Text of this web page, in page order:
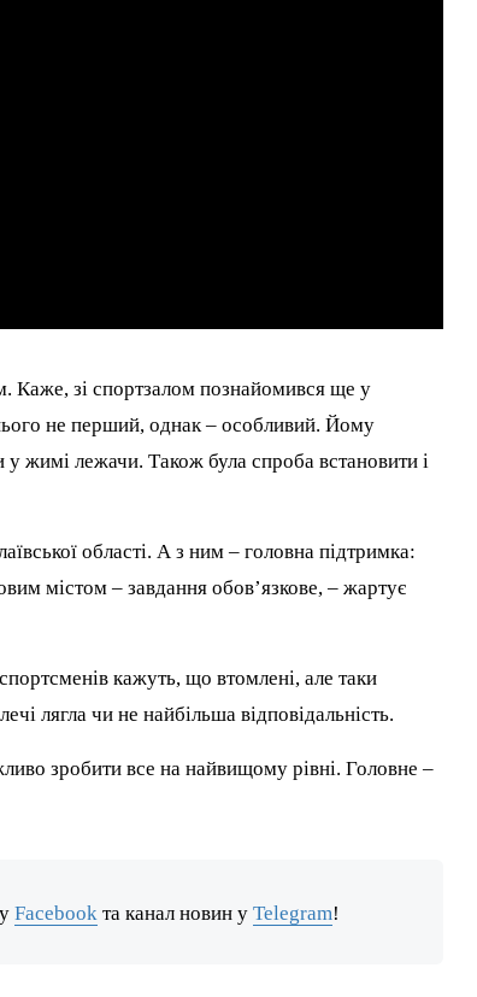
Каже, зі спортзалом познайомився ще у
не перший, однак – особливий. Йому
жимі лежачи. Також була спроба встановити і
області. А з ним – головна підтримка:
містом – завдання обов’язкове, – жартує
кажуть, що втомлені, але таки
лягла чи не найбільша відповідальність.
зробити все на найвищому рівні. Головне –
уFacebook та канал новин уTelegram!